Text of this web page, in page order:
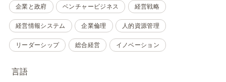
企業と政府 ベンチャービジネス 経営戦略
経営情報システム 企業倫理 人的資源管理
リーダーシップ 総合経営 イノベーション
言語